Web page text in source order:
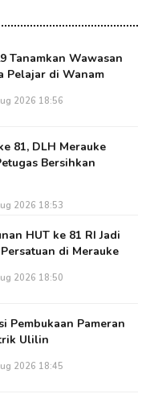
Tanamkan Wawasan
Pelajar di Wanam
2026 18:56
81, DLH Merauke
Bersihkan
2026 18:53
HUT ke 81 RI Jadi
di Merauke
2026 18:50
Pembukaan Pameran
Ulilin
2026 18:45